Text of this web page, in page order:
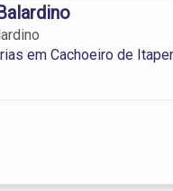
em Cachoeiro de